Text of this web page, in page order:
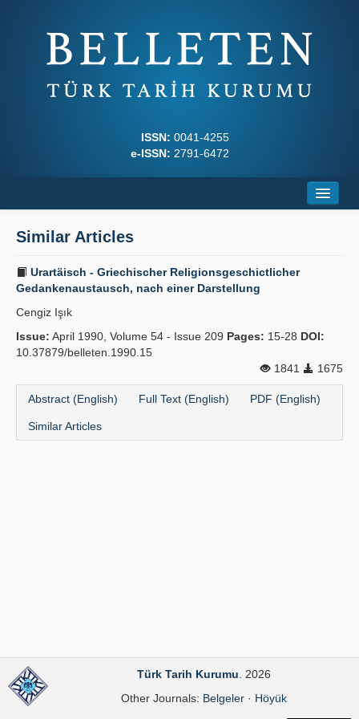
ISSN: 0041-4255
e-ISSN: 2791-6472
Journal Boards
Writing Rules
Principles
Contact Us
Similar Articles
Urartäisch - Griechischer Religionsgeschictlicher
Gedankenaustausch, nach einer Darstellung
Cengiz Işık
Issue: April 1990, Volume 54 - Issue 209 Pages: 15-28 DOI:
10.37879/belleten.1990.15
1841
1675
Abstract (English) Full Text (English) PDF (English)
Similar Articles
Türk Tarih Kurumu . 2026
Other Journals: Belgeler· Höyük